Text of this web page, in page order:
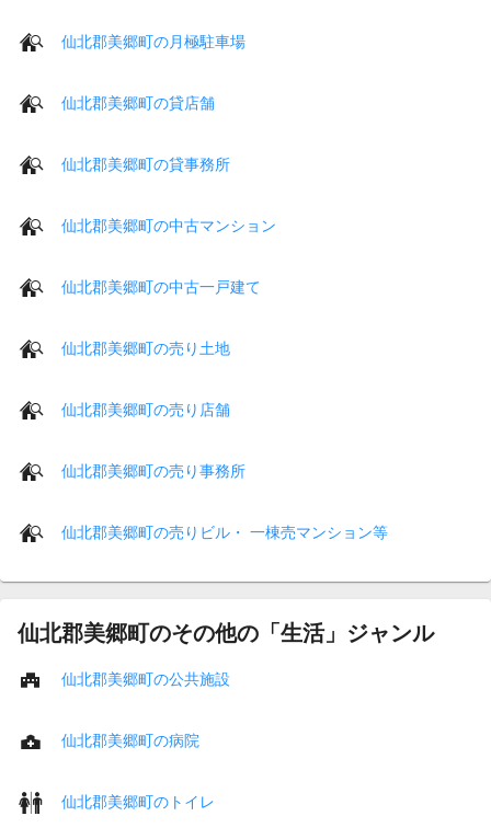
仙北郡美郷町の月極駐車場
仙北郡美郷町の貸店舗
仙北郡美郷町の貸事務所
仙北郡美郷町の中古マンション
仙北郡美郷町の中古一戸建て
仙北郡美郷町の売り土地
仙北郡美郷町の売り店舗
仙北郡美郷町の売り事務所
仙北郡美郷町の売りビル・ 一棟売マンション等
仙北郡美郷町のその他の「生活」ジャンル
仙北郡美郷町の公共施設
仙北郡美郷町の病院
仙北郡美郷町のトイレ